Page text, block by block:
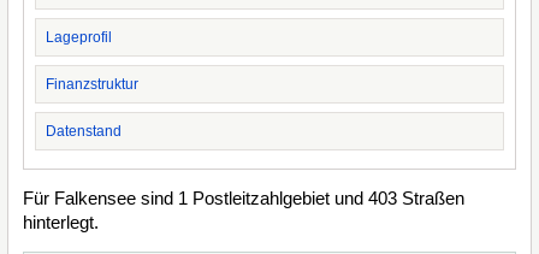
Lageprofil
Finanzstruktur
Datenstand
Für Falkensee sind 1 Postleitzahlgebiet und 403 Straßen
hinterlegt.